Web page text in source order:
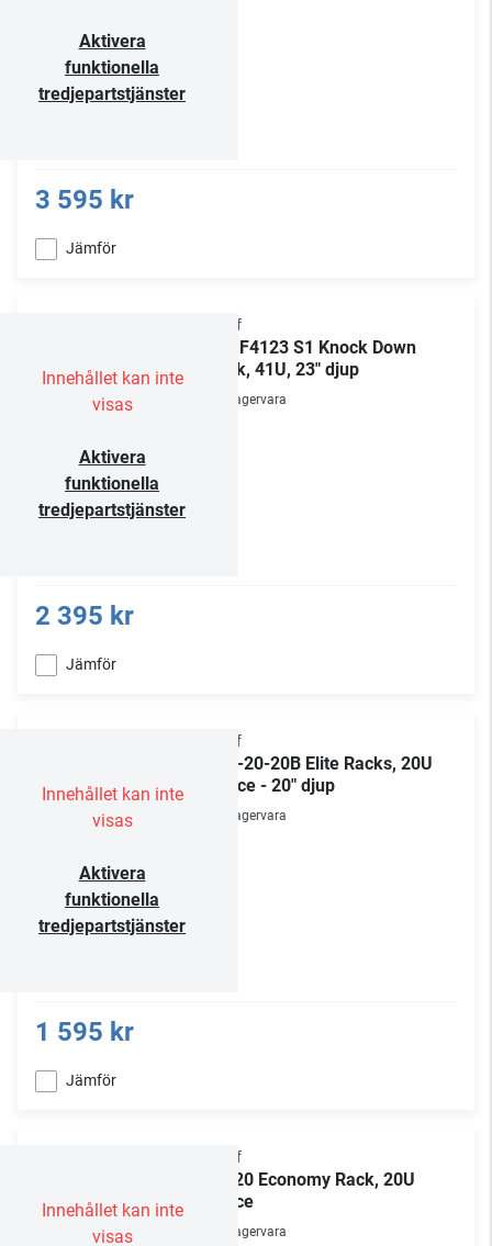
Aktivera
funktionella
tredjepartstjänster
3 595 kr
Jämför
Innehållet kan inte
visas
Aktivera
funktionella
tredjepartstjänster
Chief
NS1F4123 S1 Knock Down
Rack, 41U, 23" djup
Lagervara
2 395 kr
Jämför
Innehållet kan inte
visas
Aktivera
funktionella
tredjepartstjänster
Chief
ERK-20-20B Elite Racks, 20U
Space - 20" djup
Lagervara
1 595 kr
Jämför
Innehållet kan inte
visas
Chief
ER-20 Economy Rack, 20U
space
Lagervara